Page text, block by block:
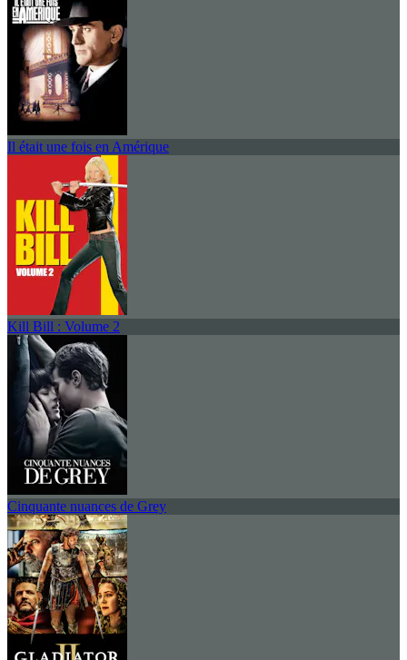
Il était une fois en Amérique
Kill Bill : Volume 2
Cinquante nuances de Grey